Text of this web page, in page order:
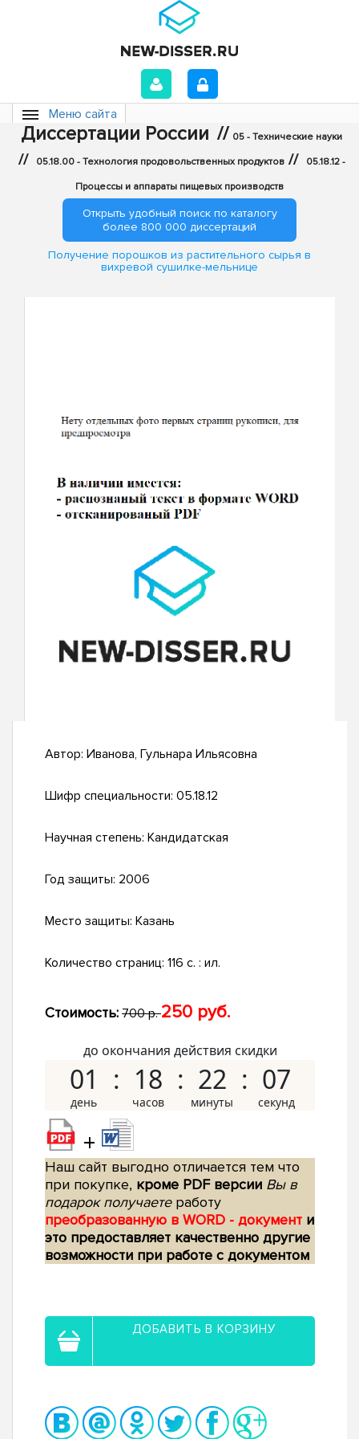
Меню сайта
Диссертации России // 05 - Технические науки
// 05.18.00 - Технология продовольственных продуктов // 05.18.12 -
Процессы и аппараты пищевых производств
Открыть удобный поиск по каталогу
более 800 000 диссертаций
Получение порошков из растительного сырья в
вихревой сушилке-мельнице
Автор: Иванова, Гульнара Ильясовна
Шифр специальности: 05.18.12
Научная степень: Кандидатская
Год защиты: 2006
Место защиты: Казань
Количество страниц: 116 с. : ил.
Стоимость: 700 р.250 руб.
до окончания действия скидки
01 18 22 06
+
Наш сайт выгодно отличается тем что
при покупке, кроме PDF версии Вы в
подарок получаетеработу
преобразованную в WORD - документ и
это предоставляет качественно другие
возможности при работе с документом
ДОБАВИТЬ В КОРЗИНУ